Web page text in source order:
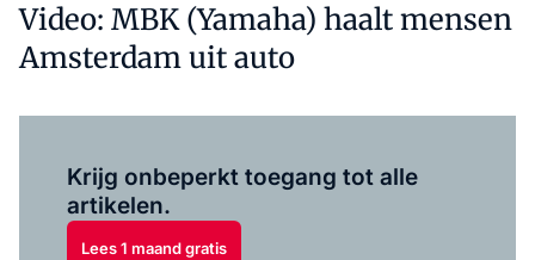
Video: MBK (Yamaha) haalt mensen
Amsterdam uit auto
Krijg onbeperkt toegang tot alle
artikelen.
Lees 1 maand gratis